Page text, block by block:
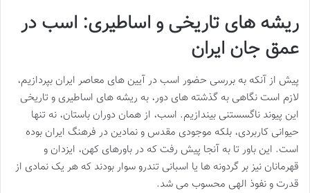
ریشه های تاریخی و اساطیری: اسب در
عمق جان ایران
پیش از آنکه به بررسی حضور اسب در آیین های معاصر ایران بپردازیم،
لازم است نگاهی به گذشته های دور، به ریشه های اساطیری و تاریخی
این پیوند ناگسستنی بیندازیم. اسب، از همان دوران باستان، نه تنها
حیوانی کاربردی، بلکه موجودی مقدس و نمادین در فرهنگ ایران بوده
است. این باور تا به آنجا پیش رفت که در باورهای کهن، ایزدان و
قهرمانان نیز بر گردونه ها یا اسبانی تندرو سوار بودند که هر یک نمادی از
قدرت و نفوذ الهی محسوب می شد.